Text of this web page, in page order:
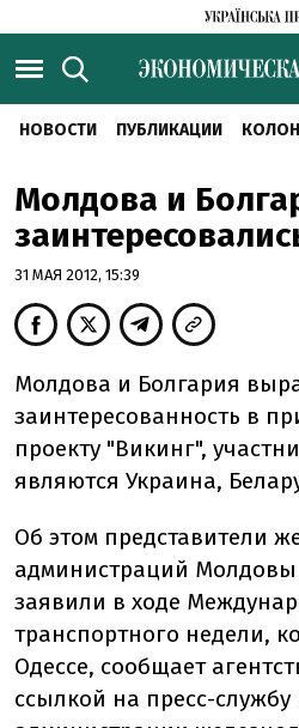
НОВОСТИ ПУБЛИКАЦИИ
Молдова и
31 МАЯ 2012, 15:39
Молдова и Болгария
заинтересованность в
проекту "Викинг",
являются Украина,
Об этом представители
администраций Молдовы
заявили в ходе
транспортного недели,
Одессе, сообщает
ссылкой на пресс-службу